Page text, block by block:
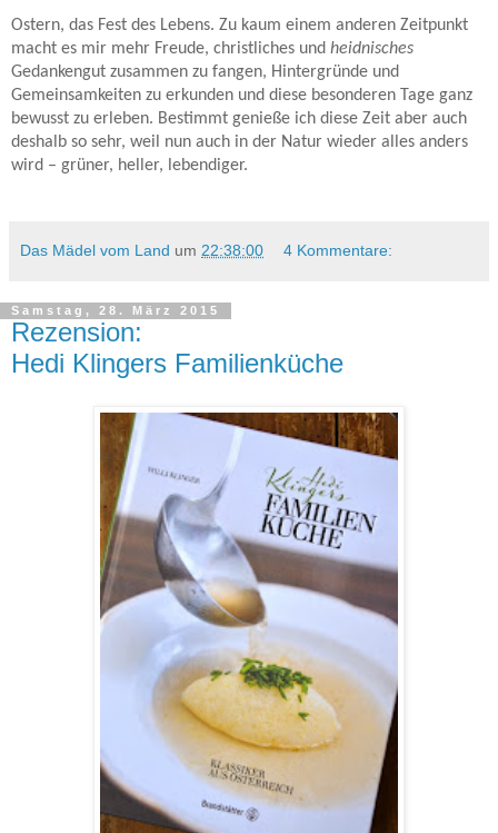
Ostern, das Fest des Lebens. Zu kaum einem anderen Zeitpunkt
macht es mir mehr Freude, christliches und heidnisches
Gedankengut zusammen zu fangen, Hintergründe und
Gemeinsamkeiten zu erkunden und diese besonderen Tage ganz
bewusst zu erleben. Bestimmt genieße ich diese Zeit aber auch
deshalb so sehr, weil nun auch in der Natur wieder alles anders
wird – grüner, heller, lebendiger.
Das Mädel vom Land um 22:38:00 4 Kommentare:
Samstag, 28. März 2015
Rezension:
Hedi Klingers Familienküche